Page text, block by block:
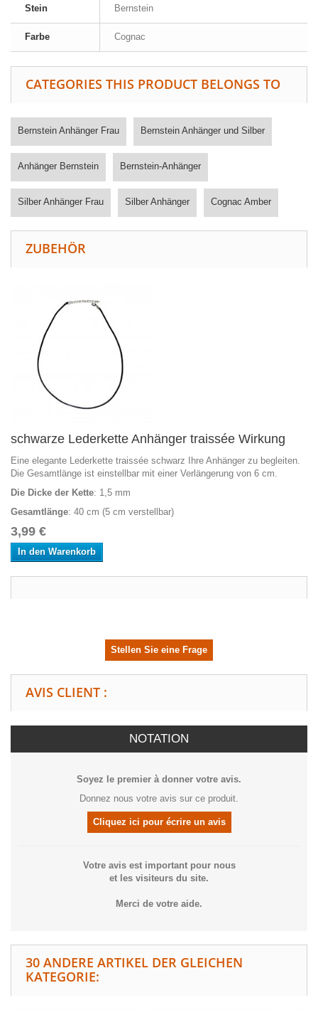
Stein Bernstein
Farbe Cognac
CATEGORIES THIS PRODUCT BELONGS TO
Bernstein Anhänger Frau Bernstein Anhänger und Silber
Anhänger Bernstein Bernstein-Anhänger
Silber Anhänger Frau Silber Anhänger Cognac Amber
ZUBEHÖR
schwarze Lederkette Anhänger traissée Wirkung
Eine elegante Lederkette traissée schwarz Ihre Anhänger zu begleiten.
Die Gesamtlänge ist einstellbar mit einer Verlängerung von 6 cm.
Die Dicke der Kette: 1,5 mm
Gesamtlänge: 40 cm (5 cm verstellbar)
3,99 €
In den Warenkorb
Stellen Sie eine Frage
AVIS CLIENT :
NOTATION
Soyez le premier à donner votre avis.
Donnez nous votre avis sur ce produit.
Cliquez ici pour écrire un avis
Votre avis est important pour nous
et les visiteurs du site.
Merci de votre aide.
30 ANDERE ARTIKEL DER GLEICHEN
KATEGORIE: